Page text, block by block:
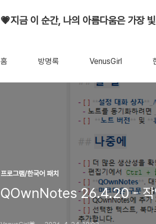
💗지금 이 순간, 나의 아름다움은 가장
홈 방명록 VenusGirl
프로그램/한국어 패치
QOwnNotes 26.4.20 - 작